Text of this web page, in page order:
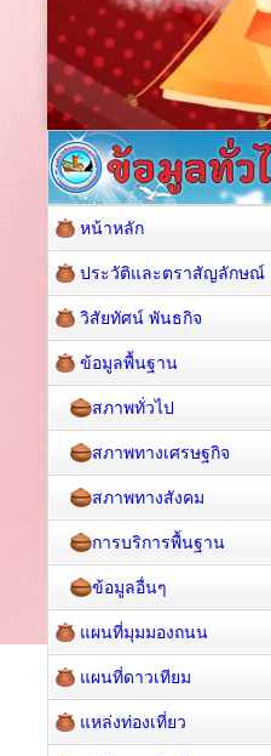
หน้าหลัก
ประวัติและตราสัญลักษณ์
วิสัยทัศน์ พันธกิจ
ข้อมูลพื้นฐาน
สภาพทั่วไป
สภาพทางเศรษฐกิจ
สภาพทางสังคม
การบริการพื้นฐาน
ข้อมูลอื่นๆ
แผนที่มุมมองถนน
แผนที่ดาวเทียม
แหล่งท่องเที่ยว